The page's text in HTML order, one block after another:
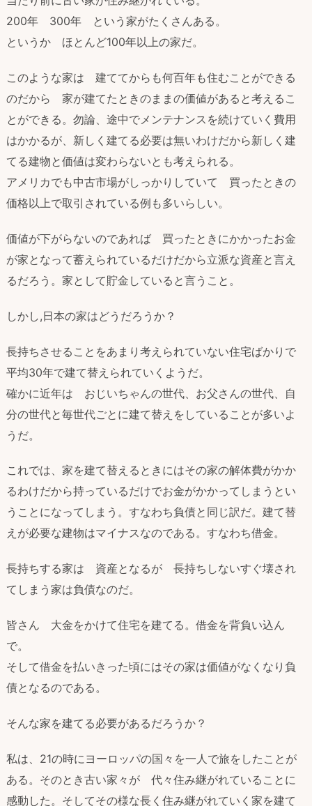
200年 300年 という家がたくさんある。
というか ほとんど100年以上の家だ。
このような家は 建ててからも何百年も住むことができる
のだから 家が建てたときのままの価値があると考えるこ
とができる。勿論、途中でメンテナンスを続けていく費用
はかかるが、新しく建てる必要は無いわけだから新しく建
てる建物と価値は変わらないとも考えられる。
アメリカでも中古市場がしっかりしていて 買ったときの
価格以上で取引されている例も多いらしい。
価値が下がらないのであれば 買ったときにかかったお金
が家となって蓄えられているだけだから立派な資産と言え
るだろう。家として貯金していると言うこと。
しかし,日本の家はどうだろうか？
長持ちさせることをあまり考えられていない住宅ばかりで
平均30年で建て替えられていくようだ。
確かに近年は おじいちゃんの世代、お父さんの世代、自
分の世代と毎世代ごとに建て替えをしていることが多いよ
うだ。
これでは、家を建て替えるときにはその家の解体費がかか
るわけだから持っているだけでお金がかかってしまうとい
うことになってしまう。すなわち負債と同じ訳だ。建て替
えが必要な建物はマイナスなのである。すなわち借金。
長持ちする家は 資産となるが 長持ちしないすぐ壊され
てしまう家は負債なのだ。
皆さん 大金をかけて住宅を建てる。借金を背負い込ん
で。
そして借金を払いきった頃にはその家は価値がなくなり負
債となるのである。
そんな家を建てる必要があるだろうか？
私は、21の時にヨーロッパの国々を一人で旅をしたことが
ある。そのとき古い家々が 代々住み継がれていることに
感動した。そしてその様な長く住み継がれていく家を建て